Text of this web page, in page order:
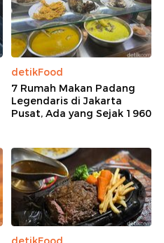
detikFood
7 Rumah Makan Padang
Legendaris di Jakarta
Pusat, Ada yang Sejak 1960